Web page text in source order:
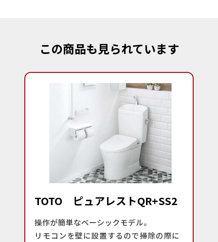
この商品も見られています
TOTO ピュアレストQR+SS2
操作が簡単なベーシックモデル。
リモコンを壁に設置するので掃除の際に